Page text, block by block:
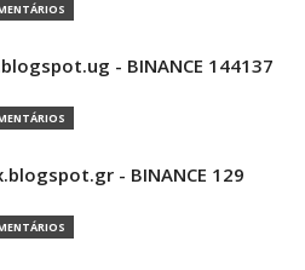
- BINANCE 144137
- BINANCE 129